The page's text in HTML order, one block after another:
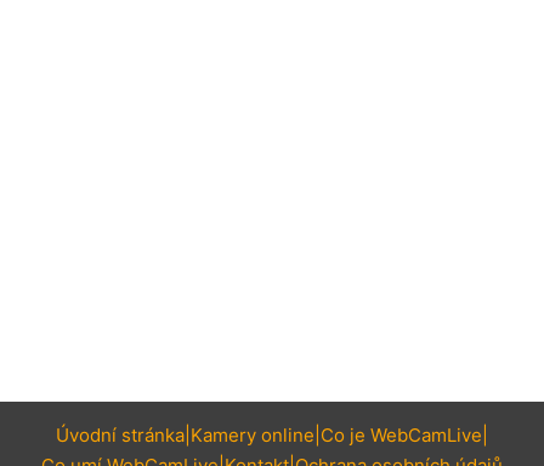
Úvodní stránka Kamery online Co je WebCamLive